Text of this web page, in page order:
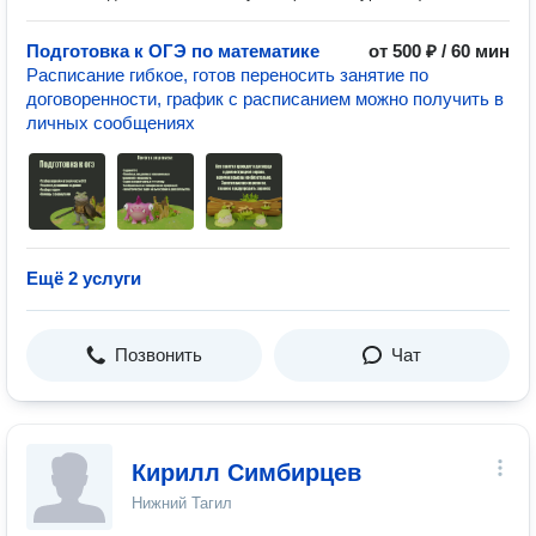
Подготовка к ОГЭ по математике
от 500 ₽ / 60 мин
Расписание гибкое, готов переносить занятие по
договоренности, график с расписанием можно получить в
личных сообщениях
Ещё 2 услуги
Позвонить Чат
Кирилл Симбирцев
Нижний Тагил